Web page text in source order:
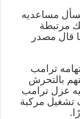
مساعديه
مرتبطة
قال مصدر
ترامب
بالتحرش
عزل ترامب
تشغيل مركبة